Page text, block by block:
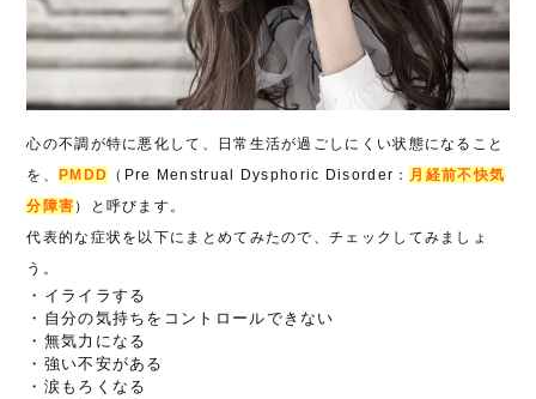
心の不調が特に悪化して、日常生活が過ごしにくい状態になること
を、
PMDD （Pre Menstrual Dysphoric Disorder： 月経前不快気
分障害 ）と呼びます。
代表的な症状を以下にまとめてみたので、チェックしてみましょ
う。
・イライラする
・自分の気持ちをコントロールできない
・無気力になる
・強い不安がある
・涙もろくなる